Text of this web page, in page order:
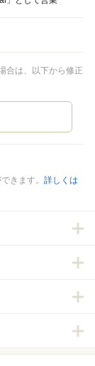
合は、以下から修正
きます。 詳しくは